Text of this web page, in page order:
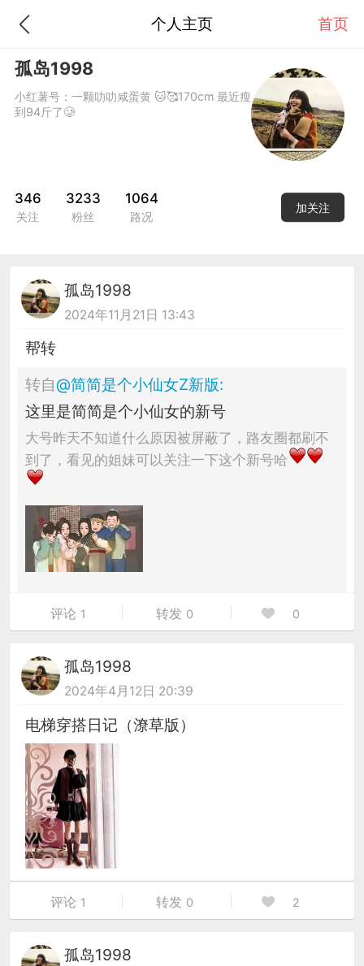
个人主页 首页
孤岛1998
小红薯号：一颗叻叻咸蛋黄 🐱🥰170cm 最近瘦
到94斤了🥲
346
关注
3233
粉丝
1064
路况
加关注
孤岛1998
2024年11月21日 13:43
帮转
转自@简简是个小仙女Z新版:
这里是简简是个小仙女的新号
大号昨天不知道什么原因被屏蔽了，路友圈都刷不
到了，看见的姐妹可以关注一下这个新号哈
评论 1 转发 0 0
孤岛1998
2024年4月12日 20:39
电梯穿搭日记（潦草版）
评论 1 转发 0 2
孤岛1998